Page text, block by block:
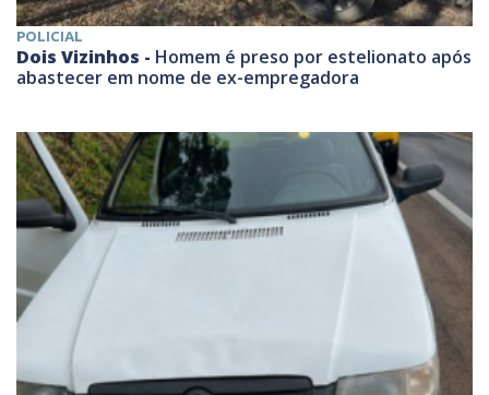
POLICIAL
Dois Vizinhos - Homem é preso por estelionato após
abastecer em nome de ex-empregadora